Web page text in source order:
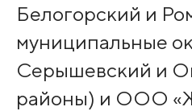
Белогорский и
муниципальные
Серышевский и
районы) и ООО